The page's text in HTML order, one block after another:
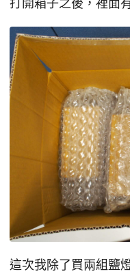
打開箱子之後，裡面
這次我除了買兩組鹽